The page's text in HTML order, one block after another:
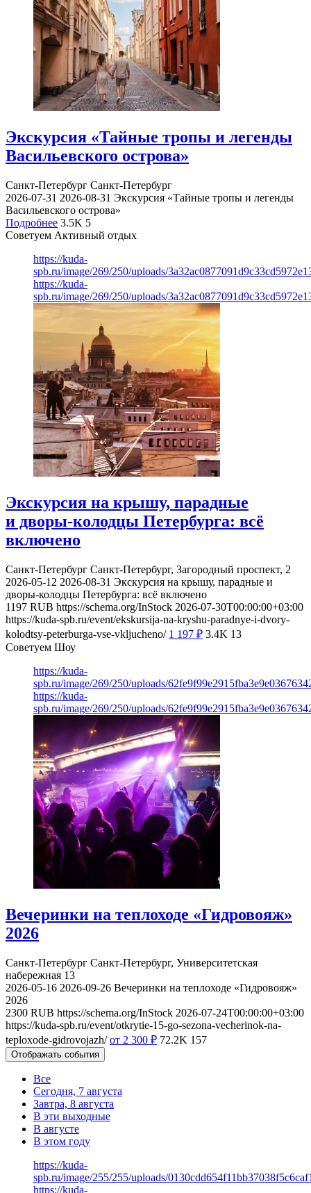
Экскурсия «Тайные тропы и легенды
Васильевского острова»
Санкт-Петербург Санкт-Петербург
2026-07-31 2026-08-31 Экскурсия «Тайные тропы и легенды
Васильевского острова»
Подробнее 3.5K 5
Советуем Активный отдых
https://kuda-
spb.ru/image/269/250/uploads/
https://kuda-
spb.ru/image/269/250/uploads/
Экскурсия на крышу, парадные
и дворы-колодцы Петербурга: всё
включено
Санкт-Петербург Санкт-Петербург, Загородный проспект, 2
2026-05-12 2026-08-31 Экскурсия на крышу, парадные и
дворы-колодцы Петербурга: всё включено
1197 RUB https://schema.org/InStock 2026-07-30T00:00:00+03:00
https://kuda-spb.ru/event/ekskursija-na-kryshu-paradnye-i-dvory-
kolodtsy-peterburga-vse-vkljucheno/ 1 197 ₽ 3.4K 13
Советуем Шоу
https://kuda-
spb.ru/image/269/250/uploads/
https://kuda-
spb.ru/image/269/250/uploads/
Вечеринки на теплоходе «Гидровояж»
2026
Санкт-Петербург Санкт-Петербург, Университетская
набережная 13
2026-05-16 2026-09-26 Вечеринки на теплоходе «Гидровояж»
2026
2300 RUB https://schema.org/InStock 2026-07-24T00:00:00+03:00
https://kuda-spb.ru/event/otkrytie-15-go-sezona-vecherinok-na-
teploxode-gidrovojazh/ от 2 300 ₽ 72.2K 157
Отображать события
Все
Сегодня, 7 августа
Завтра, 8 августа
В эти выходные
В августе
В этом году
https://kuda-
spb.ru/image/255/255/uploads/
https://kuda-